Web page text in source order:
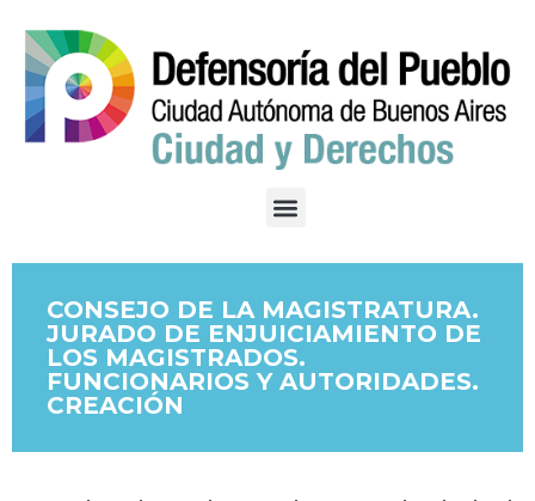
CONSEJO DE LA MAGISTRATURA.
JURADO DE ENJUICIAMIENTO DE
LOS MAGISTRADOS.
FUNCIONARIOS Y AUTORIDADES.
CREACIÓN